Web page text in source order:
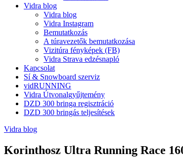
Vidra blog
Vidra blog
Vidra Instagram
Bemutatkozás
A túravezetők bemutatkozása
Vizitúra fényképek (FB)
Vidra Strava edzésnapló
Kapcsolat
Sí & Snowboard szerviz
vidRUNNING
Vidra Útvonalgyűjtemény
DZD 300 bringa regisztráció
DZD 300 bringás teljesítések
Vidra blog
Korinthosz Ultra Running Race